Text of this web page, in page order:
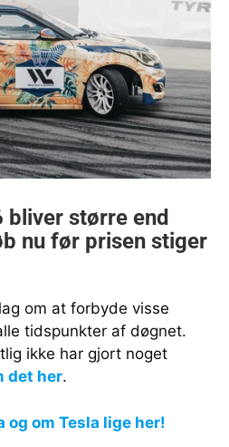
om at forbyde visse
tidspunkter af døgnet.
ikke har gjort noget
det her.
om Tesla lige her!